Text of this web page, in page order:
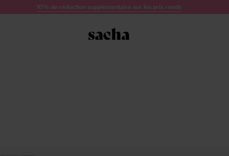
10% de réduction supplémentaire sur les prix ronds